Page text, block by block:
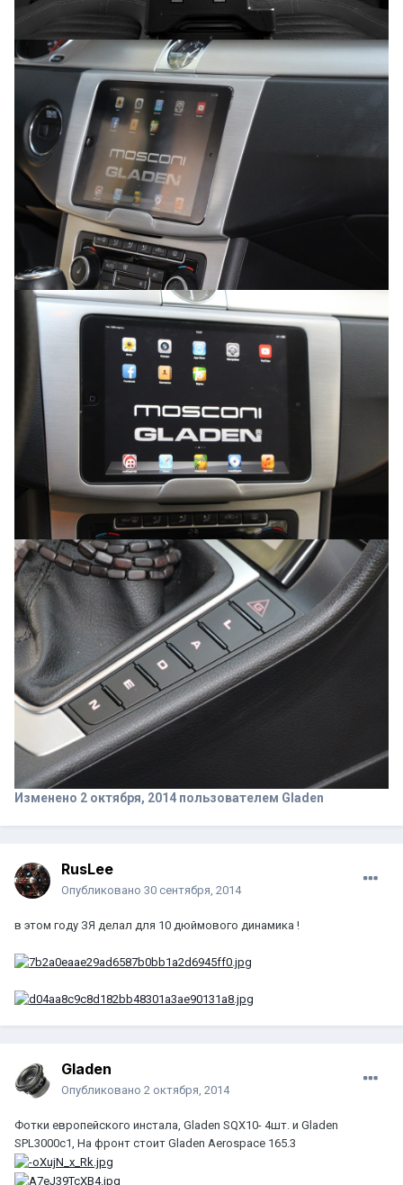
Изменено 2 октября, 2014 пользователем Gladen
RusLee
Опубликовано 30 сентября, 2014
в этом году ЗЯ делал для 10 дюймового динамика !
Gladen
Опубликовано 2 октября, 2014
Фотки европейского инстала, Gladen SQX10- 4шт. и Gladen
SPL3000c1, На фронт стоит Gladen Aerospace 165.3